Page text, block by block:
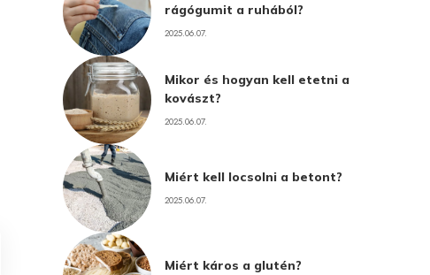
rágógumit a ruhából?
2025.06.07.
Mikor és hogyan kell etetni a
kovászt?
2025.06.07.
Miért kell locsolni a betont?
2025.06.07.
Miért káros a glutén?